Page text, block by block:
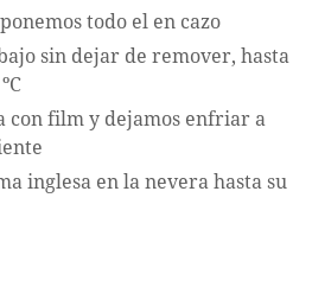
todo el en cazo
sin dejar de remover, hasta
con film y dejamos enfriar a
inglesa en la nevera hasta su